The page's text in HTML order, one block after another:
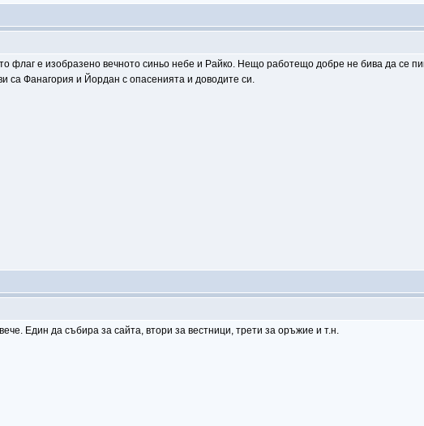
флаг е изобразено вечното синьо небе и Райко. Нещо работещо добре не бива да се
са Фанагория и Йордан с опасенията и доводите си.
Един да събира за сайта, втори за вестници, трети за оръжие и т.н.